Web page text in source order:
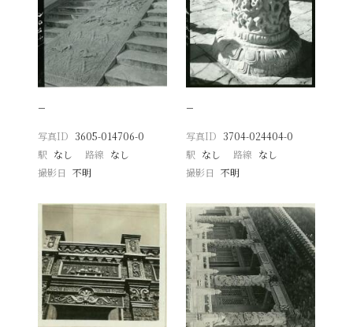
−
写真ID 3605-014706-0
駅 なし 路線 なし
撮影日
不明
−
写真ID 3704-024404-0
駅 なし 路線 なし
撮影日 不明